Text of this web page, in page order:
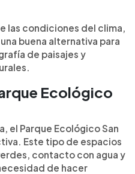
las condiciones del clima,
buena alternativa para
de paisajes y
Ecológico
el Parque Ecológico San
Este tipo de espacios
contacto con agua y
de hacer